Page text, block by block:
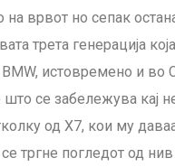
врвот но сепак
трета генерација
истовремено и
се забележува кај
од X7, кои му
тргне погледот од